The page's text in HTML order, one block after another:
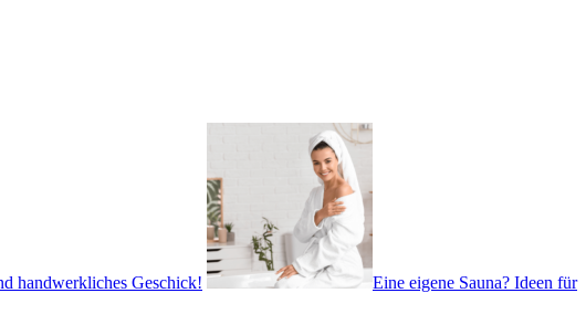
handwerkliches Geschick! Eine eigene Sauna? Ideen für